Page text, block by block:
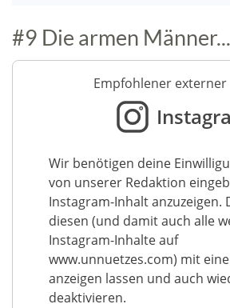
#9 Die armen Männer...
Empfohlener
Wir benötigen deine
von unserer Redaktion
Instagram-Inhalt anzuzeigen.
diesen (und damit auch alle
Instagram-Inhalte auf
www.unnuetzes.com) mit
anzeigen lassen und auch
deaktivieren.